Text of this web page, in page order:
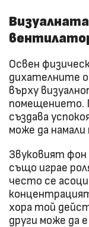
Освен
дихателните
върху
помещението.
създава
може да
Звуковият
също играе
често се
хора той
други може да